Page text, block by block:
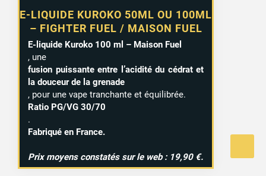
E-LIQUIDE KUROKO 50ML OU 100ML
– FIGHTER FUEL / MAISON FUEL
E-liquide Kuroko 100 ml – Maison Fuel
, une
fusion puissante entre l’acidité du cédrat et
la douceur de la grenade
, pour une vape tranchante et équilibrée.
Ratio PG/VG 30/70
.
Fabriqué en France.
Prix moyens constatés sur le web : 19,90 €.